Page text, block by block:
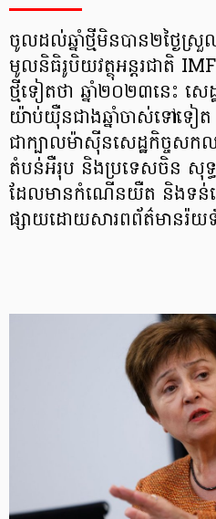
ចូលដល់ឆ្នាំថ្មីមិនបាន២ថ្ងៃស្
មូលនិធិរូបិយវត្ថុអន្តរជាតិ
ថ្មីទៀតថា ឆ្នាំ២០២៣នេះ សេ
យ៉ាប់យ៉ឺនជាងឆ្នាំចាស់ទៅទៀ
ជាក្បាលម៉ាស៊ីនសេដ្ឋកិច្ចសក
តំបន់អឺរុប និងប្រទេសចិន សុទ្
ដែលមានកំណើនយឺត និងទន់ខ្
ផ្សាយដោយសារពព័ត៌មានរ៉យ